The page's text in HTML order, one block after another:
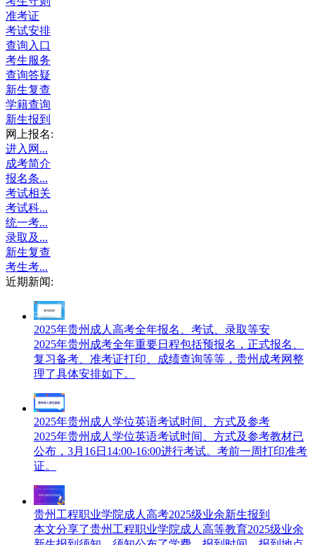
准考证
考试安排
查询入口
考生服务
查询答疑
新生复查
学籍查询
新生报到
网上报名:
进入网...
成考简介
报名条...
考试相关
考试科...
统一考...
录取及...
新生复查
考生考...
近期新闻:
2025年贵州成人高考全年报名、考试、录取等安
2025年贵州成考全年重要日程包括预报名，正式报名、
复习备考、准考证打印、成绩查询等等，贵州成考网整
理了具体安排如下。
2025年贵州成人学位英语考试时间、方式及参考
2025年贵州成人学位英语考试时间、方式及参考教材已
公布，3月16日14:00-16:00进行考试。考前一周打印准考
证。
贵州工程职业学院成人高考2025级业余新生报到
本文分享了贵州工程职业学院成人高等教育2025级业余